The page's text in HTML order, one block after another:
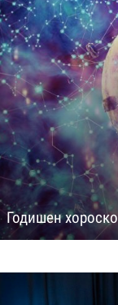
Годишен